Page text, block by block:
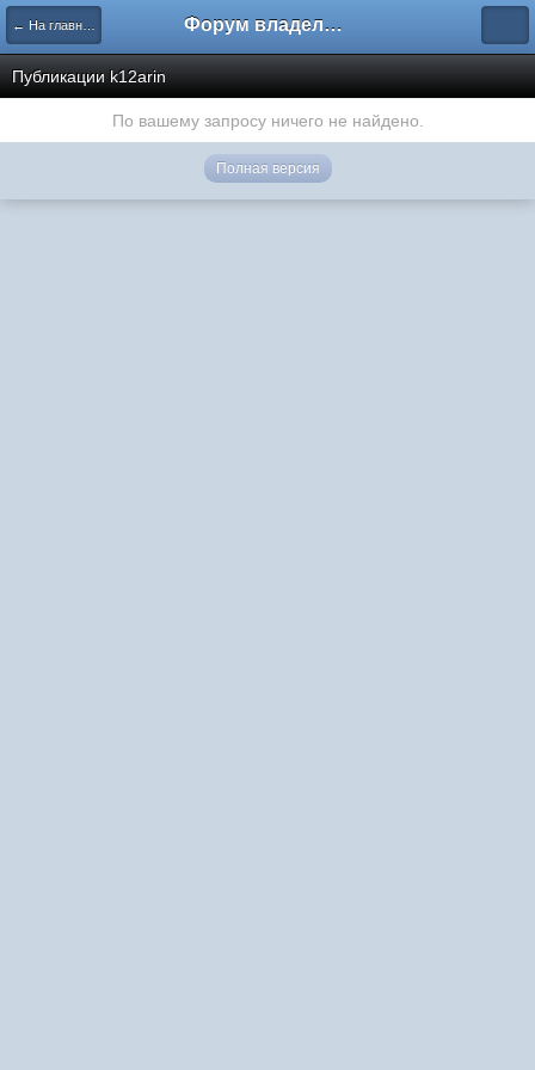
← На главную Форум владельцев интернет-магазинов
Публикации k12arin
По вашему запросу ничего не найдено.
Полная версия